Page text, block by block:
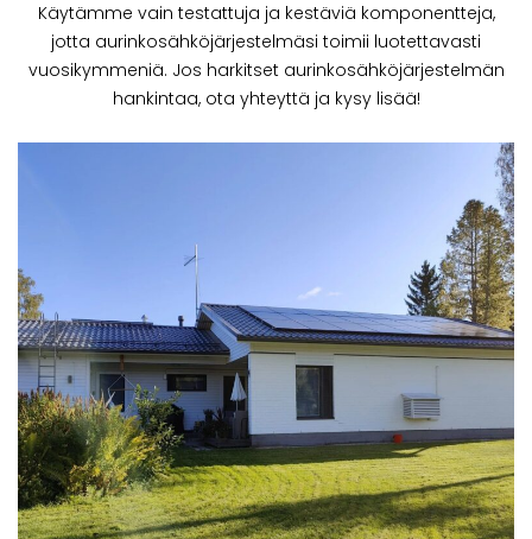
Käytämme vain testattuja ja kestäviä komponentteja,
jotta aurinkosähköjärjestelmäsi toimii luotettavasti
vuosikymmeniä. Jos harkitset aurinkosähköjärjestelmän
hankintaa, ota yhteyttä ja kysy lisää!